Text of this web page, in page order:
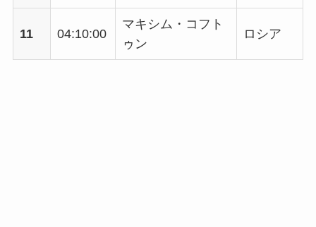
11 04:10:00
マキシム・コフト
ゥン
ロシア